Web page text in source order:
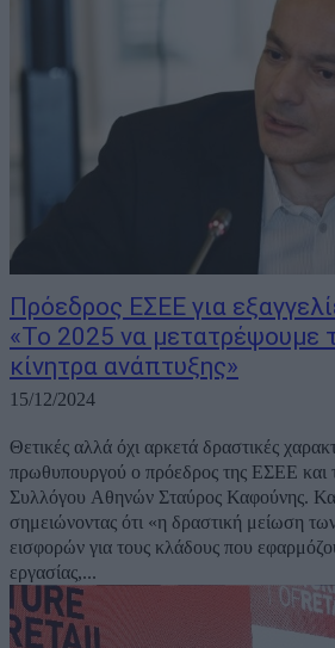
Πρόεδρος ΕΣΕΕ για
«Το 2025 να μετατρέψουμε
κίνητρα ανάπτυξης»
15/12/2024
Θετικές αλλά όχι αρκετά δραστικές
πρωθυπουργού ο πρόεδρος της ΕΣΕΕ και
Συλλόγου Αθηνών Σταύρος Καφούνης.
σημειώνοντας ότι «η δραστική μείωση
εισφορών για τους κλάδους που
εργασίας,...